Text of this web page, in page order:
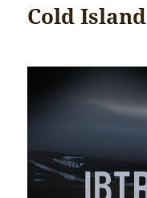
Cold Island